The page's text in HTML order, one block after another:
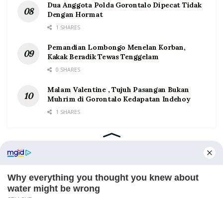
Dua Anggota Polda Gorontalo Dipecat Tidak
Dengan Hormat
1 SHARES
Pemandian Lombongo Menelan Korban,
Kakak Beradik Tewas Tenggelam
0 SHARES
Malam Valentine , Tujuh Pasangan Bukan
Muhrim di Gorontalo Kedapatan Indehoy
1 SHARES
Home Tentang Kontak Redaksi Pedoman Media Siber